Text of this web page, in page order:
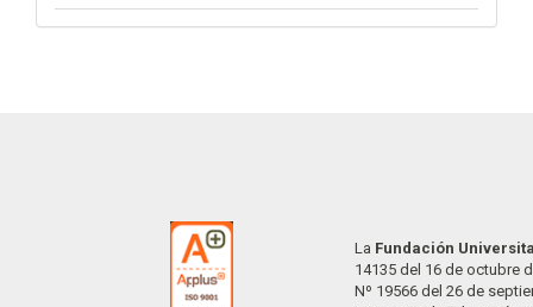
La Fundación
14135 del 16 de octubre
Nº 19566 del 26 de